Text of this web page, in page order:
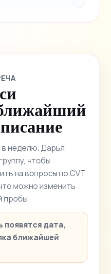
в неделю. Дарья
чтобы
на вопросы по CVT
можно изменить
пробы.
появятся дата,
ближайшей